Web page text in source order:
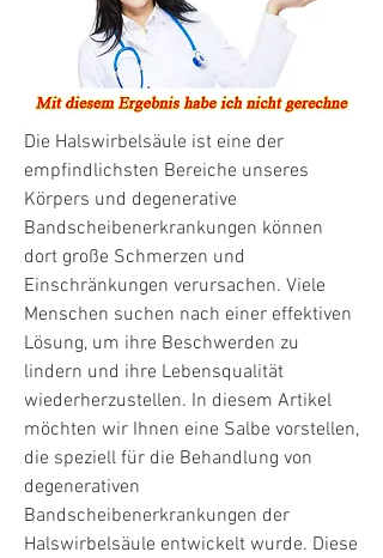
Die Halswirbelsäule ist eine der
empfindlichsten Bereiche unseres
Körpers und degenerative
Bandscheibenerkrankungen können
dort große Schmerzen und
Einschränkungen verursachen. Viele
Menschen suchen nach einer effektiven
Lösung, um ihre Beschwerden zu
lindern und ihre Lebensqualität
wiederherzustellen. In diesem Artikel
möchten wir Ihnen eine Salbe vorstellen,
die speziell für die Behandlung von
degenerativen
Bandscheibenerkrankungen der
Halswirbelsäule entwickelt wurde. Diese